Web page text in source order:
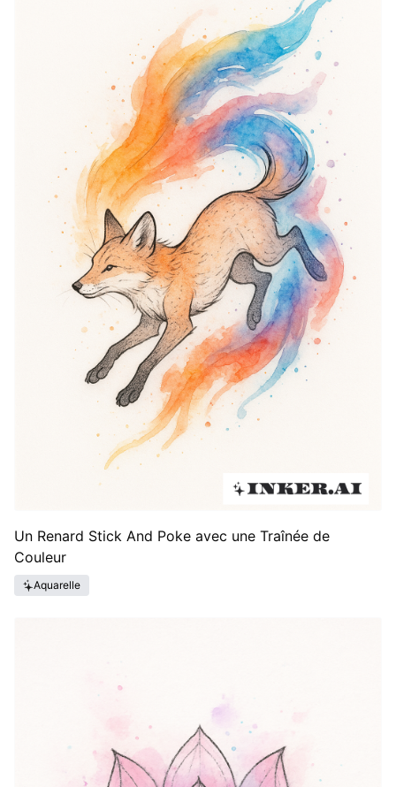
Un Renard Stick And Poke avec une Traînée de
Couleur
Aquarelle